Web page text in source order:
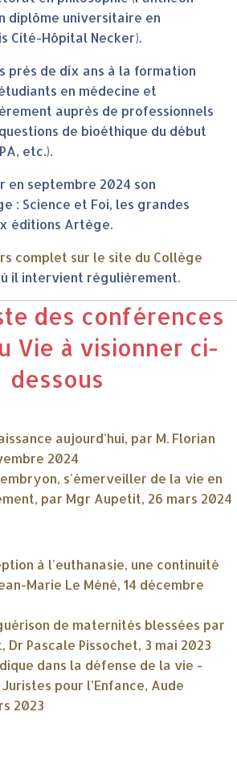
diplôme universitaire en
Cité-Hôpital Necker).
près de dix ans à la formation
en médecine et
auprès de professionnels
de bioéthique du début
etc.).
en septembre 2024 son
: Science et Foi, les grandes
éditions Artège.
complet sur le site du Collège
il intervient régulièrement.
des conférences
Vie à visionner ci-
dessous
aujourd'hui, par M. Florian
2024
s'émerveiller de la vie en
par Mgr Aupetit, 26 mars 2024
à l'euthanasie, une continuité
Marie Le Méné, 14 décembre
de maternités blessées par
Dr Pascale Pissochet, 3 mai 2023
dans la défense de la vie -
pour l’Enfance, Aude
2023